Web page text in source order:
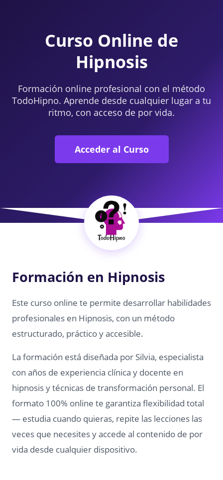
Curso Online de
Hipnosis
Formación online profesional con el método
TodoHipno. Aprende desde cualquier lugar a tu
ritmo, con acceso de por vida.
Acceder al Curso
Formación en Hipnosis
Este curso online te permite desarrollar habilidades
profesionales en Hipnosis, con un método
estructurado, práctico y accesible.
La formación está diseñada por Silvia, especialista
con años de experiencia clínica y docente en
hipnosis y técnicas de transformación personal. El
formato 100% online te garantiza flexibilidad total
— estudia cuando quieras, repite las lecciones las
veces que necesites y accede al contenido de por
vida desde cualquier dispositivo.